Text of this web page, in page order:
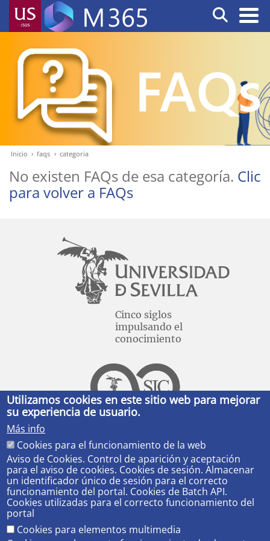
Pasar
principal
Buscar
Ruta
de
navegación
Inicio faqs categoria
No existen FAQs de esa categoría. Clic
para volver a FAQs
Cinco siglos
impulsando el
conocimiento
MICROSOFT 365 US
Avda. Reina Mercedes, s/n
Sevilla 41012.
Utilizamos cookies en este sitio web para mejorar
su experiencia de usuario.
Más info
Cookies para el funcionamiento de la web
Aviso de Cookies. Control de aparición y aceptación
para el aviso de cookies. Cookies de sesión. Almacenar
un identificador único de sesión para el correcto
funcionamiento del portal. Cookies de Batch API.
Cookies utilizadas para el correcto funcionamiento del
portal
Cookies para elementos multimedia